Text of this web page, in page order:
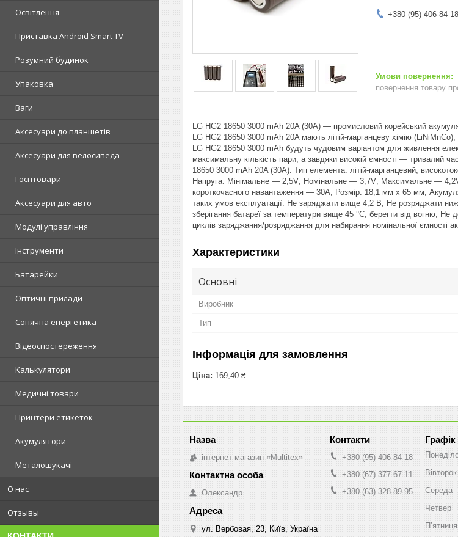
Освітлення
Приставка Android Smart TV
Розумний будинок
Упаковка
Ваги
Аксесуари до планшетів
Аксесуари для велосипеда
Госптовари
Аксесуари для авто
Модулі управління
Інструменти
Батарейки
Оптичні прилади
Сонячна енергетика
Відеоспостереження
Калькулятори
Медичні товари
Принтери етикеток
Акумулятори
Металошукачі
О нас
Отзывы
+380 (95) 406-84-18
повернення товару
LG HG2 18650 3000 mAh 20A (30A) — промисловий корейський
LG HG2 18650 3000 mAh 20A мають літій-марганцеву хімію
LG HG2 18650 3000 mAh будуть чудовим варіантом для живлення
максимальну кількість пари, а завдяки високій ємності — тривалий
18650 3000 mAh 20A (30A): Тип елемента: літій-марганцевий,
Напруга: Мінімальне — 2,5V; Номінальне — 3,7V; Максимальне —
короткочасного навантаження — 30A; Розмір: 18,1 мм х 65 мм;
таких умов експлуатації: Не заряджати вище 4,2 В; Не розряджати
зберігання батареї за температури вище 45 °C, берегти від вогню;
циклів заряджання/розряджання для набирання номінальної ємності
Характеристики
Основні
Виробник
Тип
Інформація для замовлення
Ціна: 169,40 ₴
інтернет-магазин «Multitex»
Олександр
ул. Вербовая, 23, Київ, Україна
+380 (95) 406-84-18
+380 (67) 377-67-11
+380 (63) 328-89-95
Вівторок
Середа
Четвер
Пʼятниця